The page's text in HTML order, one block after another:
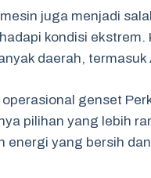
juga menjadi
kondisi
daerah,
genset
pilihan yang lebih
energi yang bersih